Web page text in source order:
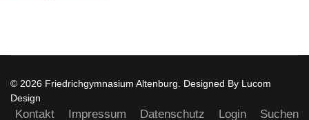
© 2026 Friedrichgymnasium Altenburg. Designed By Lucom
Design
Kontakt Impressum Datenschutz Login Suchen